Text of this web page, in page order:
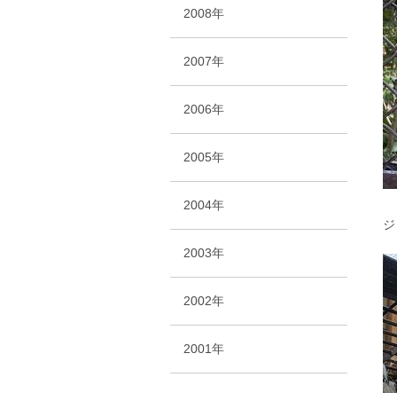
2008年
2007年
2006年
2005年
2004年
2003年
2002年
2001年